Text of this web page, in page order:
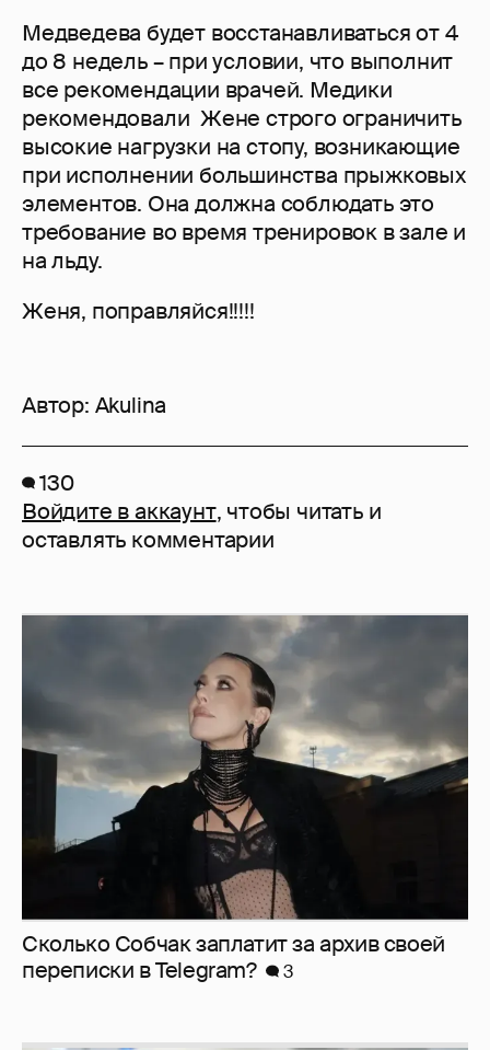
Медведева будет восстанавливаться от 4
до 8 недель – при условии, что выполнит
все рекомендации врачей. Медики
рекомендовали Жене строго ограничить
высокие нагрузки на стопу, возникающие
при исполнении большинства прыжковых
элементов. Она должна соблюдать это
требование во время тренировок в зале и
на льду.
Женя, поправляйся!!!!!
Автор: Akulina
130
Войдите в аккаунт, чтобы читать и
оставлять комментарии
Сколько Собчак заплатит за архив своей
перeписки в Telegram?
3